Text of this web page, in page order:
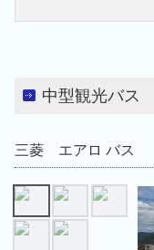
中型観光バス
三菱 エアロ バス